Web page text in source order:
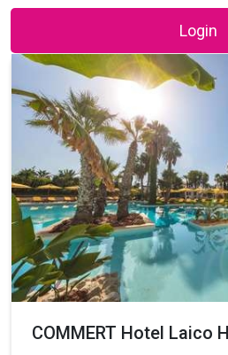
Login
COMMERT Hotel Laico